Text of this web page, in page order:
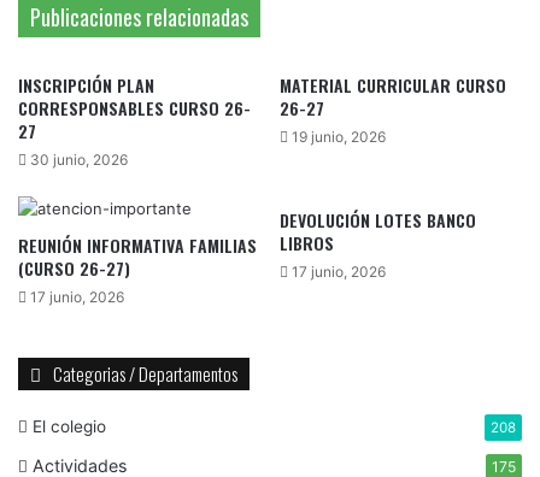
Publicaciones relacionadas
INSCRIPCIÓN PLAN
CORRESPONSABLES CURSO 26-
27
30 junio, 2026
MATERIAL CURRICULAR CURSO
26-27
19 junio, 2026
REUNIÓN INFORMATIVA FAMILIAS
(CURSO 26-27)
17 junio, 2026
DEVOLUCIÓN LOTES BANCO
LIBROS
17 junio, 2026
Categorias / Departamentos
El colegio 208
Actividades 175